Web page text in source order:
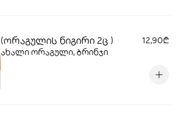
(ორაგულის ნიგირი 2ც )
12,90₾
ახალი ორაგული, ბრინჯი